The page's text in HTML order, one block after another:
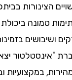
הצינורות
טמונה ביכולת
בזמינות
יצאת
במקצועיות